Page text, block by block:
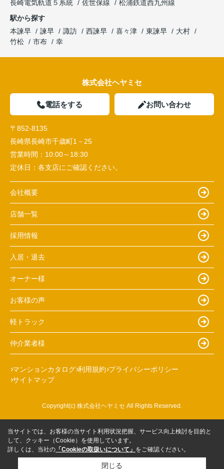
長崎電気軌道５系統
佐世保線
松浦鉄道西九州線
駅から探す
本諫早
諫早 諏訪 西諫早 喜々津 東諫早
大村
竹松
市布 幸
株式会社ヘヤミセ
電話をする お問い合わせ
〒852-8135
長崎県長崎市千歳町1－25
営業時間： 10:00～18:30
定休日： 各支店にご確認ください。
会社概要
店舗一覧
採用情報
入居・退去
オーナー様
お客様の声
軽トラック
仲介業者様
マンションカタログ 利用規約 プライバシーポリシー
サイトマップ
Copyright(c) 株式会社ヘヤミセ All Rights Reserved.
当サイトでは、お客様の当サイト利用状況把握、サービス向上検討を目的と
して、クッキー（Cookie）を使用しています。
詳しくは、当社の 「Cookieの取扱いについて」 をご確認ください。
閉じる